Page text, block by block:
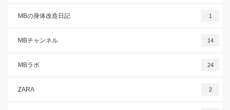
MBの身体改造日記 1
MBチャンネル 14
MBラボ 24
ZARA 2